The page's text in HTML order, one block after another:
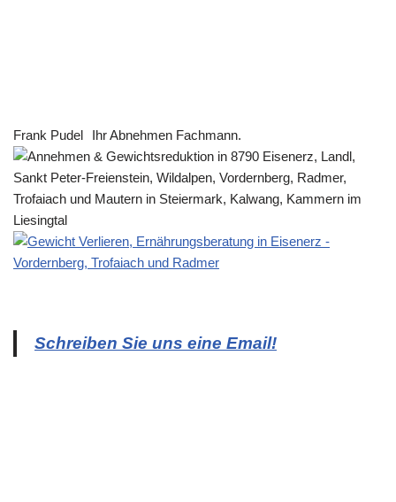
Frank Pudel Ihr Abnehmen Fachmann.
Schreiben Sie uns eine Email!